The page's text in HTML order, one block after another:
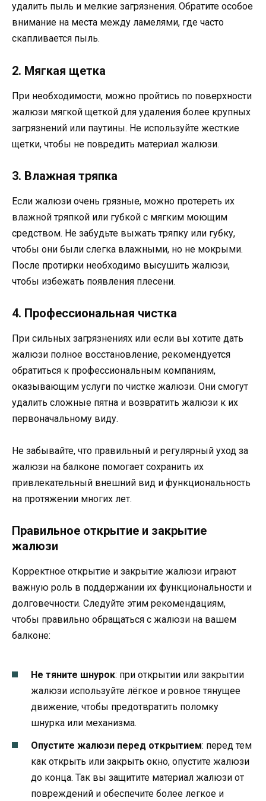
удалить пыль и мелкие загрязнения. Обратите особое
внимание на места между ламелями, где часто
скапливается пыль.
2. Мягкая щетка
При необходимости, можно пройтись по поверхности
жалюзи мягкой щеткой для удаления более крупных
загрязнений или паутины. Не используйте жесткие
щетки, чтобы не повредить материал жалюзи.
3. Влажная тряпка
Если жалюзи очень грязные, можно протереть их
влажной тряпкой или губкой с мягким моющим
средством. Не забудьте выжать тряпку или губку,
чтобы они были слегка влажными, но не мокрыми.
После протирки необходимо высушить жалюзи,
чтобы избежать появления плесени.
4. Профессиональная чистка
При сильных загрязнениях или если вы хотите дать
жалюзи полное восстановление, рекомендуется
обратиться к профессиональным компаниям,
оказывающим услуги по чистке жалюзи. Они смогут
удалить сложные пятна и возвратить жалюзи к их
первоначальному виду.
Не забывайте, что правильный и регулярный уход за
жалюзи на балконе помогает сохранить их
привлекательный внешний вид и функциональность
на протяжении многих лет.
Правильное открытие и закрытие
жалюзи
Корректное открытие и закрытие жалюзи играют
важную роль в поддержании их функциональности и
долговечности. Следуйте этим рекомендациям,
чтобы правильно обращаться с жалюзи на вашем
балконе:
Не тяните шнурок: при открытии или закрытии
жалюзи используйте лёгкое и ровное тянущее
движение, чтобы предотвратить поломку
шнурка или механизма.
Опустите жалюзи перед открытием: перед тем
как открыть или закрыть окно, опустите жалюзи
до конца. Так вы защитите материал жалюзи от
повреждений и обеспечите более легкое и